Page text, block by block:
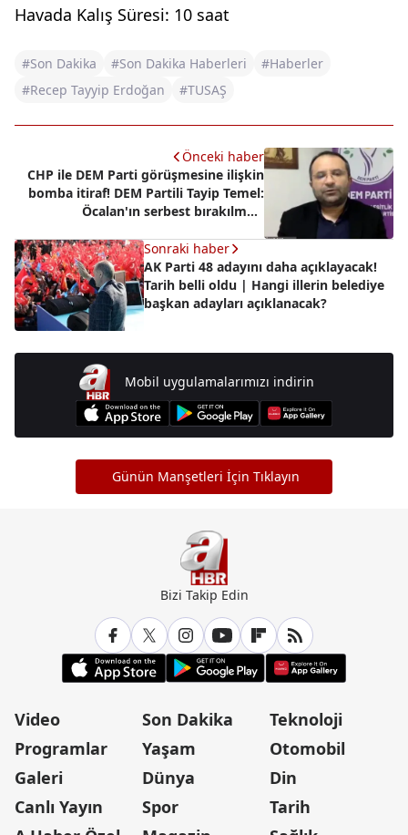
Havada Kalış Süresi: 10 saat
#Son Dakika #Son Dakika Haberleri
#Haberler
#Recep Tayyip Erdoğan
#TUSAŞ
Önceki haber
CHP ile DEM Parti görüşmesine ilişkin
bomba itiraf! DEM Partili Tayip Temel:
Öcalan'ın serbest bırakılması
Sonraki haber
AK Parti 48 adayını daha açıklayacak!
Tarih belli oldu | Hangi illerin belediye
başkan adayları açıklanacak?
Mobil uygulamalarımızı indirin
Günün Manşetleri İçin Tıklayın
Bizi Takip Edin
Video
Programlar
Galeri
Canlı Yayın
Son Dakika
Yaşam
Dünya
Spor
Teknoloji
Otomobil
Din
Tarih